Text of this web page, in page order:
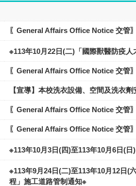
〖General Affairs Office Notice 交管
※113年10月22日(二)「國際獸醫防疫
〖General Affairs Office Notice 交管
【宣導】本校洗衣設備、空間及洗衣劑
〖General Affairs Office Notice 交管
〖General Affairs Office Notice 交管
※113年10月3日(四)至113年10月6日(
※113年9月24日(二)至113年10月12日(
程」施工道路管制通知※